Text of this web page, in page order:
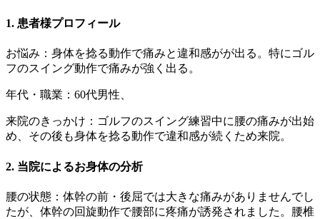
1. 患者様プロフィール
お悩み：身体を捻る動作で痛みと違和感がが出る。特にゴル
フのスイング動作で痛みが強く出る。
年代・職業：60代男性、
来院のきっかけ：ゴルフのスイング練習中に腰の痛みが出始
め、その後も身体を捻る動作で違和感が続くため来院。
2. 当院によるお身体の分析
腰の状態：体幹の前・後屈では大きな痛みがありませんでし
たが、体幹の回旋動作で腰部に疼痛が誘発されました。腰椎